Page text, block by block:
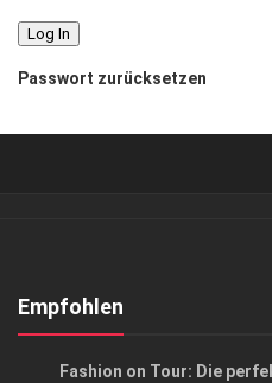
Passwort zurücksetzen
Kontakt, Impressum
Empfohlen
Fashion on Tour: Die